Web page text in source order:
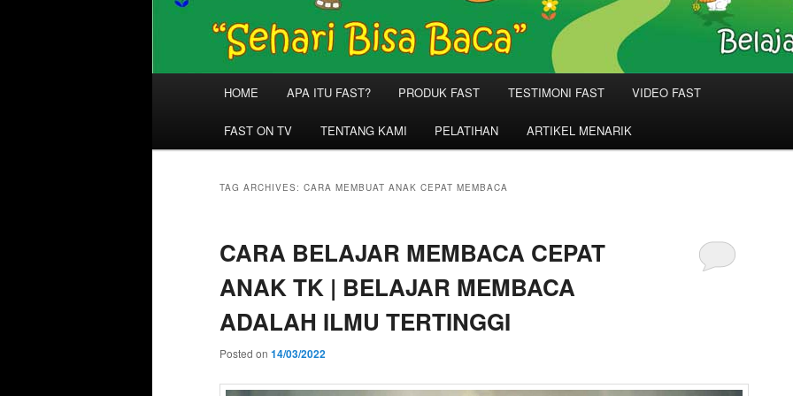
HOME APA ITU FAST? PRODUK FAST TESTIMONI FAST VIDEO FAST
FAST ON TV TENTANG KAMI PELATIHAN ARTIKEL MENARIK
TAG ARCHIVES: CARA MEMBUAT ANAK CEPAT MEMBACA
CARA BELAJAR MEMBACA CEPAT
ANAK TK | BELAJAR MEMBACA
ADALAH ILMU TERTINGGI
Posted on 14/03/2022